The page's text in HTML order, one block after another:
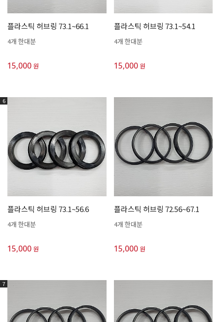
플라스틱 허브링 73.1~66.1
4개 한대분
15,000 원
플라스틱 허브링 73.1~54.1
4개 한대분
15,000 원
6
플라스틱 허브링 73.1~56.6
4개 한대분
15,000 원
플라스틱 허브링 72.56~67.1
4개 한대분
15,000 원
7